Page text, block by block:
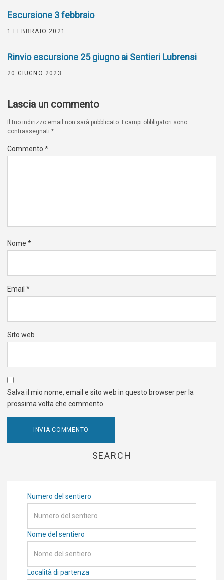
Escursione 3 febbraio
1 FEBBRAIO 2021
Rinvio escursione 25 giugno ai Sentieri Lubrensi
20 GIUGNO 2023
Lascia un commento
Il tuo indirizzo email non sarà pubblicato. I campi obbligatori sono
contrassegnati *
Commento *
Nome *
Email *
Sito web
Salva il mio nome, email e sito web in questo browser per la
prossima volta che commento.
SEARCH
Numero del sentiero
Nome del sentiero
Località di partenza